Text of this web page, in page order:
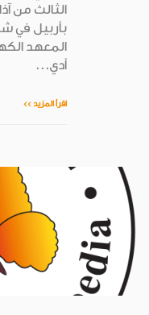
بأربيل في
أدي...
اقرأ المزيد >>